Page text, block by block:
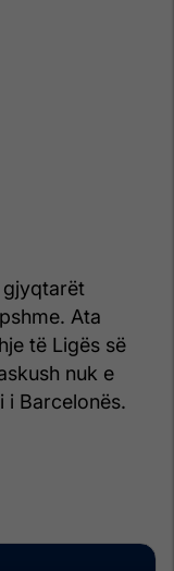
gjyqtarët
Ata
të Ligës së
nuk e
i Barcelonës.